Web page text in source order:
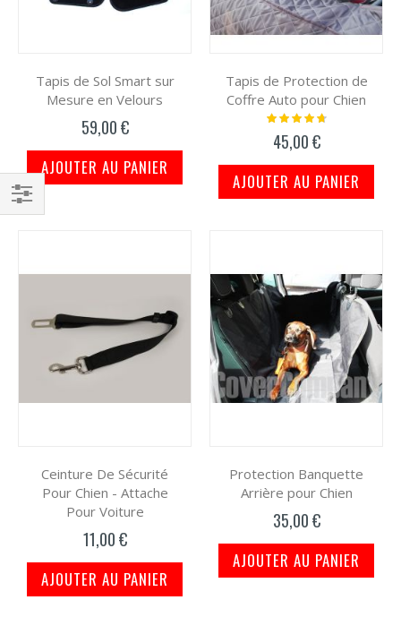
Tapis de Sol Smart sur
Mesure en Velours
59,00 €
AJOUTER AU PANIER
Tapis de Protection de
Coffre Auto pour Chien
Notation:
45,00 €
AJOUTER AU PANIER
Ceinture De Sécurité
Pour Chien - Attache
Pour Voiture
11,00 €
AJOUTER AU PANIER
Protection Banquette
Arrière pour Chien
35,00 €
AJOUTER AU PANIER
Filtrer